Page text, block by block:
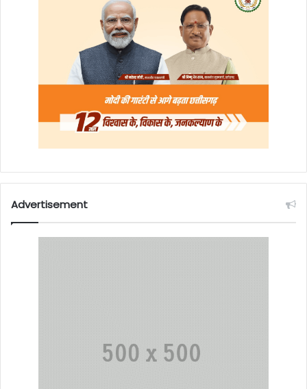
Advertisement